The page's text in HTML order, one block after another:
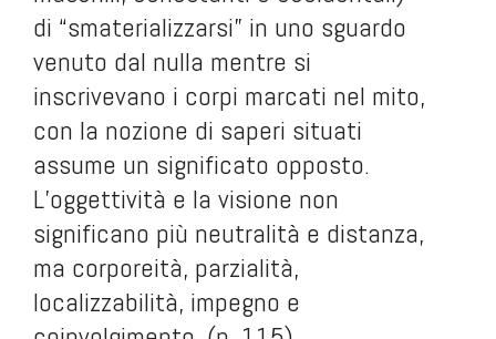
di “smaterializzarsi” in uno sguardo
venuto dal nulla mentre si
inscrivevano i corpi marcati nel mito,
con la nozione di saperi situati
assume un significato opposto.
L’oggettività e la visione non
significano più neutralità e distanza,
ma corporeità, parzialità,
localizzabilità, impegno e